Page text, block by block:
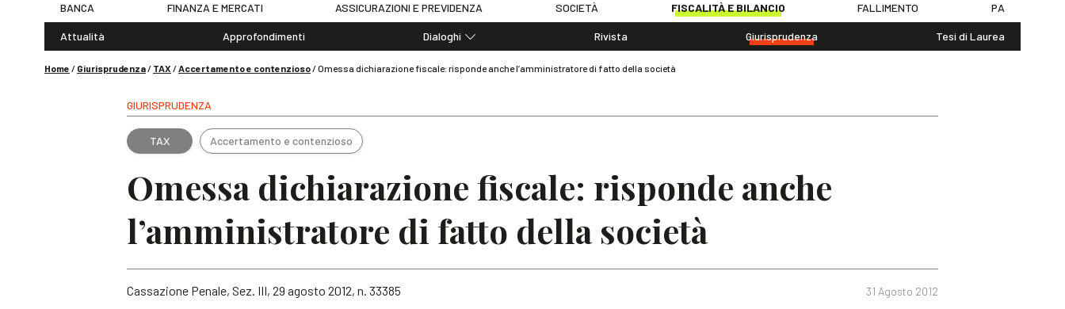
BANCA FINANZA E MERCATI ASSICURAZIONI E PREVIDENZA SOCIETÀ FISCALITÀ E BILANCIO FALLIMENTO PA
Attualità Approfondimenti
Dialoghi
Rivista Giurisprudenza Tesi di Laurea
Home / Giurisprudenza/ TAX /Accertamento e contenzioso/Omessa dichiarazione fiscale: risponde anche l’amministratore di fatto della società
GIURISPRUDENZA
TAX Accertamento e contenzioso
Omessa dichiarazione fiscale: risponde anche
l’amministratore di fatto della società
31 Agosto 2012
Cassazione Penale, Sez. III, 29 agosto 2012, n. 33385